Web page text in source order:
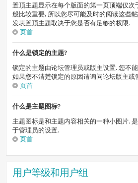
置顶主题显示在每个版面的第一页顶端仅次
般比较重要, 所以您尽可能及时的阅读这些
发表置顶主题取决于您是否有足够的权限.
页首
什么是锁定的主题?
锁定的主题由论坛管理员或版主设置. 您不
如果您不清楚锁定的原因请询问论坛版主或
页首
什么是主题图标?
主题图标是和主题内容相关的一种小图片.
于管理员的设置.
页首
用户等级和用户组